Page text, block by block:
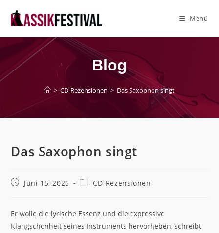
Inhalt
Menü
Blog
> CD-Rezensionen > Das Saxophon singt
Das Saxophon singt
BeitragJuni 15, 2026
Beitrags-
CD-Rezensionen
Er wolle die lyrische Essenz und die expressive
Klangschönheit seines Instruments hervorheben, schreibt